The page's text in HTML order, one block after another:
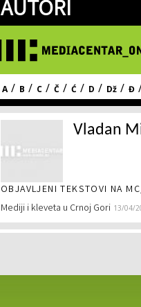
AUTORI
A / B / C / Č / Ć / D / Dž / Đ
Vladan
OBJAVLJENI TEKSTOVI NA
Mediji i kleveta u Crnoj Gori 13/04/